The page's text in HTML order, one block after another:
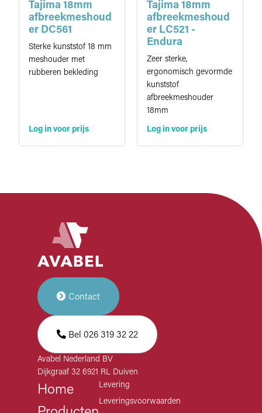
Tajima 18mm
afbreekmeshoud
er DC561
Sterke kunststof 18 mm
meshouder met
rubberen bekleding
Log in voor prijs
Tajima 18mm
afbreekmeshoud
er LC521 -
Endura
Zeer sterke,
ergonomisch gevormde
kunststof
afbreekmeshouder
18mm
Log in voor prijs
Contact
Bel 026 319 32 22
Avabel Nederland BV
Dijkgraaf 32 6921 RL Duiven
Home
Levering
Leveringsvoorwaarden